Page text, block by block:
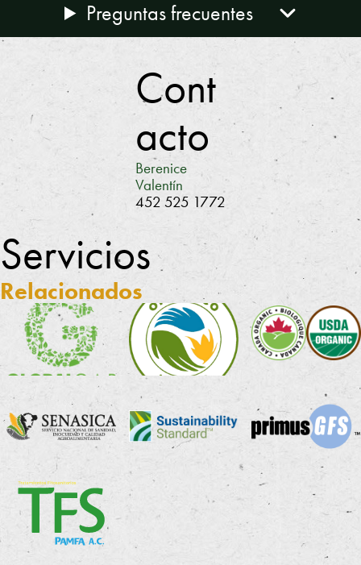
Preguntas frecuentes
Cont
acto
Berenice
Valentín
452 525 1772
Servicios
Relacionados